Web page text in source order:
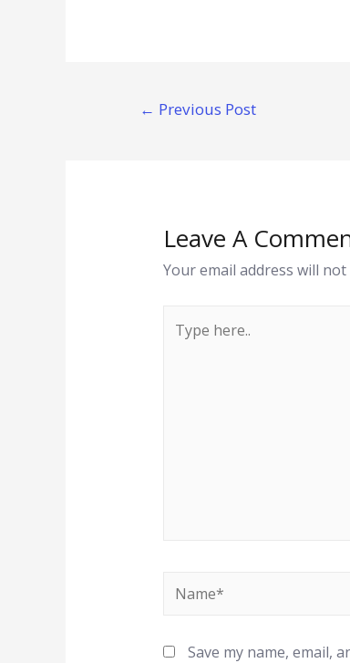
← Previous Post
Leave A
Your email address will
Save my name, email,